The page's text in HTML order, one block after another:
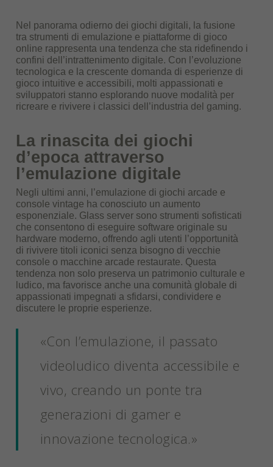
Nel panorama odierno dei giochi digitali, la fusione
tra strumenti di emulazione e piattaforme di gioco
online rappresenta una tendenza che sta ridefinendo i
confini dell’intrattenimento digitale. Con l’evoluzione
tecnologica e la crescente domanda di esperienze di
gioco intuitive e accessibili, molti appassionati e
sviluppatori stanno esplorando nuove modalità per
ricreare e rivivere i classici dell’industria del gaming.
La rinascita dei giochi
d’epoca attraverso
l’emulazione digitale
Negli ultimi anni, l’emulazione di giochi arcade e
console vintage ha conosciuto un aumento
esponenziale. Glass server sono strumenti sofisticati
che consentono di eseguire software originale su
hardware moderno, offrendo agli utenti l’opportunità
di rivivere titoli iconici senza bisogno di vecchie
console o macchine arcade restaurate. Questa
tendenza non solo preserva un patrimonio culturale e
ludico, ma favorisce anche una comunità globale di
appassionati impegnati a sfidarsi, condividere e
discutere le proprie esperienze.
«Con l’emulazione, il passato
videoludico diventa accessibile e
vivo, creando un ponte tra
generazioni di gamer e
innovazione tecnologica.»